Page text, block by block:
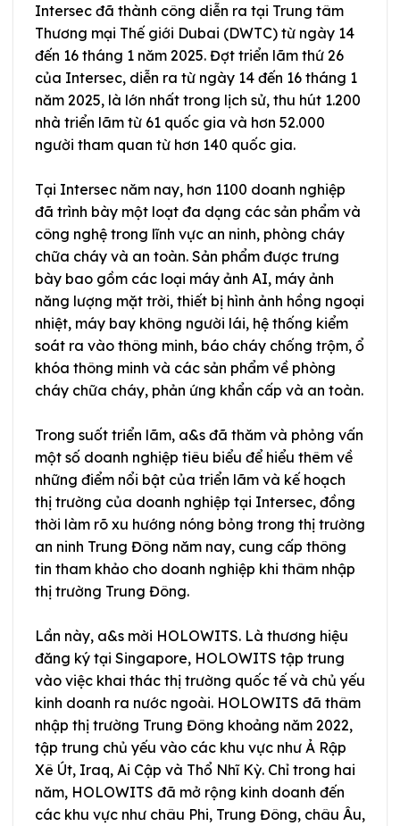
Intersec đã thành công diễn ra tại Trung tâm
Thương mại Thế giới Dubai (DWTC) từ ngày 14
đến 16 tháng 1 năm 2025. Đợt triển lãm thứ 26
của Intersec, diễn ra từ ngày 14 đến 16 tháng 1
năm 2025, là lớn nhất trong lịch sử, thu hút 1.200
nhà triển lãm từ 61 quốc gia và hơn 52.000
người tham quan từ hơn 140 quốc gia.
Tại Intersec năm nay, hơn 1100 doanh nghiệp
đã trình bày một loạt đa dạng các sản phẩm và
công nghệ trong lĩnh vực an ninh, phòng cháy
chữa cháy và an toàn. Sản phẩm được trưng
bày bao gồm các loại máy ảnh AI, máy ảnh
năng lượng mặt trời, thiết bị hình ảnh hồng ngoại
nhiệt, máy bay không người lái, hệ thống kiểm
soát ra vào thông minh, báo cháy chống trộm, ổ
khóa thông minh và các sản phẩm về phòng
cháy chữa cháy, phản ứng khẩn cấp và an toàn.
Trong suốt triển lãm, a&s đã thăm và phỏng vấn
một số doanh nghiệp tiêu biểu để hiểu thêm về
những điểm nổi bật của triển lãm và kế hoạch
thị trường của doanh nghiệp tại Intersec, đồng
thời làm rõ xu hướng nóng bỏng trong thị trường
an ninh Trung Đông năm nay, cung cấp thông
tin tham khảo cho doanh nghiệp khi thâm nhập
thị trường Trung Đông.
Lần này, a&s mời HOLOWITS. Là thương hiệu
đăng ký tại Singapore, HOLOWITS tập trung
vào việc khai thác thị trường quốc tế và chủ yếu
kinh doanh ra nước ngoài. HOLOWITS đã thâm
nhập thị trường Trung Đông khoảng năm 2022,
tập trung chủ yếu vào các khu vực như Ả Rập
Xê Út, Iraq, Ai Cập và Thổ Nhĩ Kỳ. Chỉ trong hai
năm, HOLOWITS đã mở rộng kinh doanh đến
các khu vực như châu Phi, Trung Đông, châu Âu,